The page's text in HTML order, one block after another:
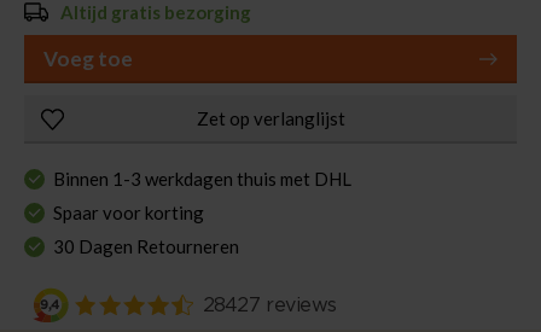
Altijd gratis bezorging
Voeg toe
Zet op verlanglijst
Binnen 1-3 werkdagen thuis met DHL
Spaar voor korting
30 Dagen Retourneren